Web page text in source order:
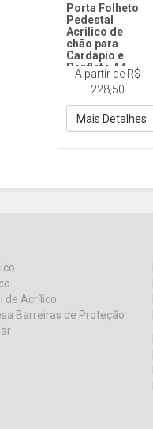
Porta Folheto
Pedestal
Acrilico de
chão para
Cardapio e
Panfleto A4
30x21 Vertical
DY14 A4 30x21
Inclinado
A partir de R$
228,50
Mais Detalhes
de Acrílico
Barreiras de Proteção